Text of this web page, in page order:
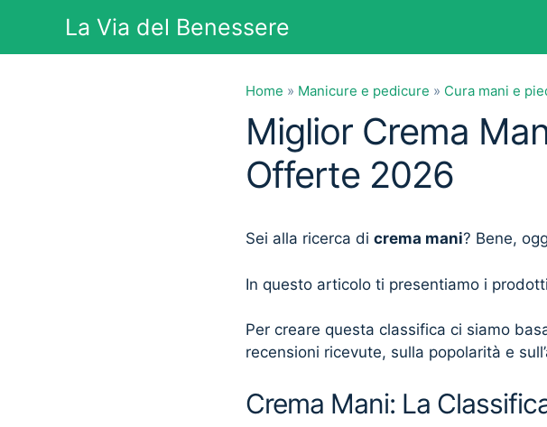
contenuto
La Via del Benessere
Home » Manicure e pedicure » Cura mani e
Miglior Crema
Offerte 2026
Sei alla ricerca di crema mani? Bene,
In questo articolo ti presentiamo i
Per creare questa classifica ci siamo
recensioni ricevute, sulla popolarità e
Crema Mani: La